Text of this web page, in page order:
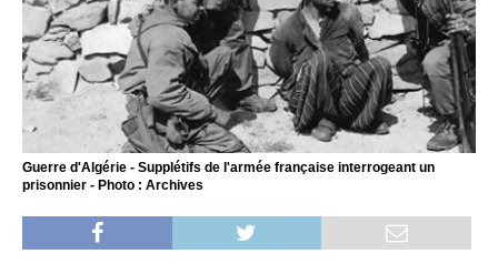
Guerre d'Algérie - Supplétifs de l'armée française interrogeant un
prisonnier - Photo : Archives